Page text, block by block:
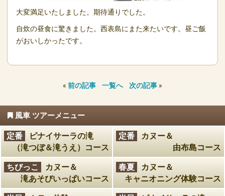
大変満足いたしました。期待通りでした。
自炊の昼食に驚きました。西表島にまた来たいです。昼ご飯
がおいしかったです。
« 前の記事 一覧へ 次の記事 »
風車 ツアーメニュー
定番
ピナイサーラの滝
（滝つぼ＆滝うえ）コース
定番
カヌー＆
由布島コース
ちびっこ
カヌー＆
滝あそびいっぱいコース
春夏
カヌー＆
キャニオニング体験コース